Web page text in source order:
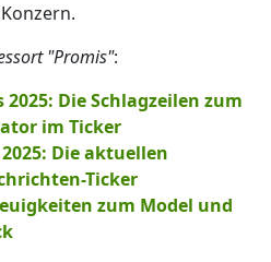
"Promis":
Die Schlagzeilen zum
im Ticker
Die aktuellen
Ticker
zum Model und